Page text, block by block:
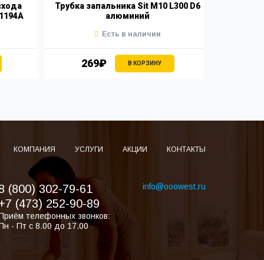
Трубка запальника Sit M10 L300 D6
алюминий
269₽ В КОРЗИНУ
Есть в наличии
КОМПАНИЯ УСЛУГИ АКЦИИ КОНТАКТЫ
(800) 302-79-61
(473) 252-90-89
телефонных звонков:
- Пт с 8.00 до 17.00
info@ooowest.ru